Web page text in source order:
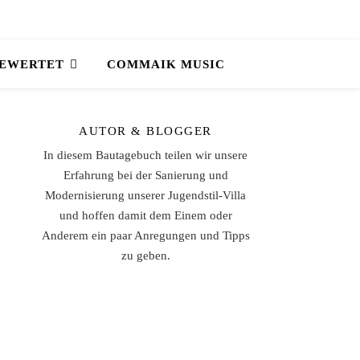
COMMAIK MUSIC
AUTOR & BLOGGER
In diesem Bautagebuch teilen wir unsere
Erfahrung bei der Sanierung und
Modernisierung unserer Jugendstil-Villa
und hoffen damit dem Einem oder
Anderem ein paar Anregungen und Tipps
zu geben.